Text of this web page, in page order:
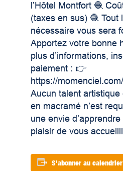
l’Hôtel Montfort 🧶
(taxes en sus) 🧶 Tout
nécessaire vous sera
Apportez votre bonne
plus d’informations,
paiement : 👉
https://
Aucun talent
en macramé n’est
une envie
plaisir de vous
S'abonner au calendrier